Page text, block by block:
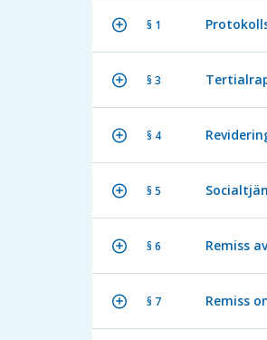
§ 1
§ 3
§ 4
§ 5
§ 6 Remiss
§ 7 Remiss